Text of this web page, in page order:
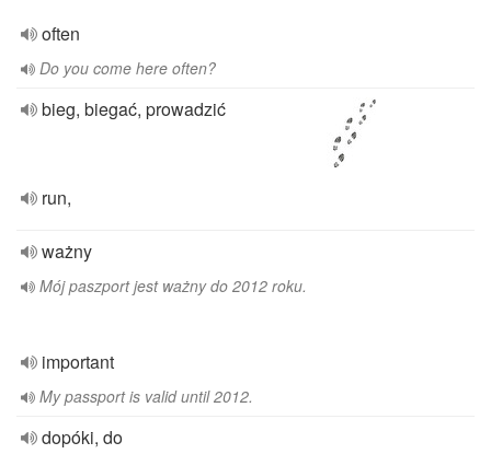
often
Do you come here often?
bieg, biegać, prowadzić
run,
ważny
Mój paszport jest ważny do 2012 roku.
important
My passport is valid until 2012.
dopóki, do